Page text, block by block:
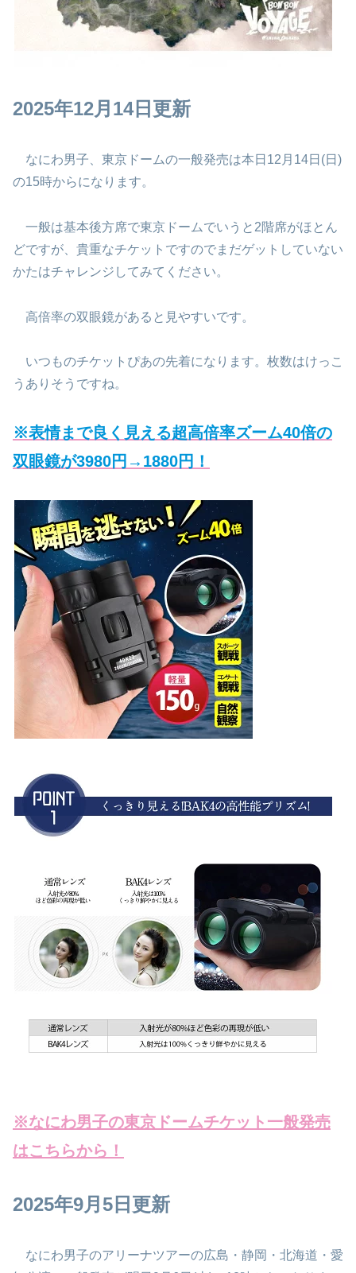
2025年12月14日更新
なにわ男子、東京ドームの一般発売は本日12月14日(日)
の15時からになります。
一般は基本後方席で東京ドームでいうと2階席がほとん
どですが、貴重なチケットですのでまだゲットしていない
かたはチャレンジしてみてください。
高倍率の双眼鏡があると見やすいです。
いつものチケットぴあの先着になります。枚数はけっこ
うありそうですね。
※表情まで良く見える超高倍率ズーム40倍の
双眼鏡が3980円→1880円 ！
※なにわ男子の東京ドームチケット一般発売
はこちらから！
2025年9月5日更新
なにわ男子のアリーナツアーの広島・静岡・北海道・愛